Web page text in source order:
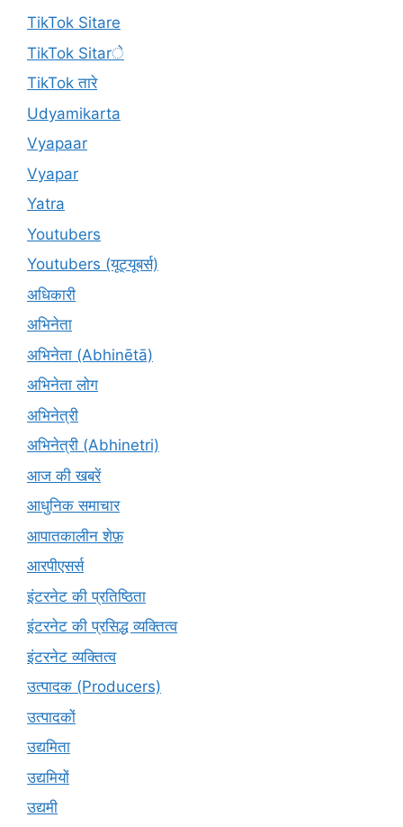
TikTok Sitare
TikTok Sitarे
TikTok तारे
Udyamikarta
Vyapaar
Vyapar
Yatra
Youtubers
Youtubers (यूट्यूबर्स)
अधिकारी
अभिनेता
अभिनेता (Abhinētā)
अभिनेता लोग
अभिनेत्री
अभिनेत्री (Abhinetri)
आज की खबरें
आधुनिक समाचार
आपातकालीन शेफ़
आरपीएसर्स
इंटरनेट की प्रतिष्ठिता
इंटरनेट की प्रसिद्ध व्यक्तित्व
इंटरनेट व्यक्तित्व
उत्पादक (Producers)
उत्पादकों
उद्यमिता
उद्यमियों
उद्यमी